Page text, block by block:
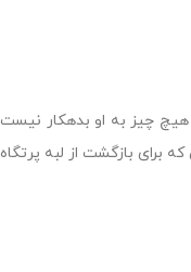
هیچ چیز به او بدهکار نیست
برای بازگشت از لبه پرتگاه